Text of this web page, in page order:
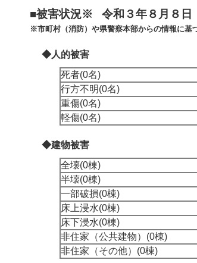
■被害状況※ 令和３年８月８日
※市町村（消防）や県警察本部からの情報に基
◆人的被害
死者(0名)
行方不明(0名)
重傷(0名)
軽傷(0名)
◆建物被害
全壊(0棟)
半壊(0棟)
一部破損(0棟)
床上浸水(0棟)
床下浸水(0棟)
非住家（公共建物）(0棟)
非住家（その他）(0棟)